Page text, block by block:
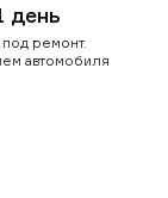
день
ремонт.
автомобиля